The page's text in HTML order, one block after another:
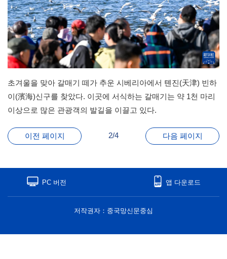
초겨울을 맞아 갈매기 떼가 추운 시베리아에서 톈진(天津) 빈하
이(濱海)신구를 찾았다. 이곳에 서식하는 갈매기는 약 1천 마리
이상으로 많은 관광객의 발길을 이끌고 있다.
이전 페이지 2/4 다음 페이지
PC 버전 앱 다운로드
저작권자：중국망신문중심